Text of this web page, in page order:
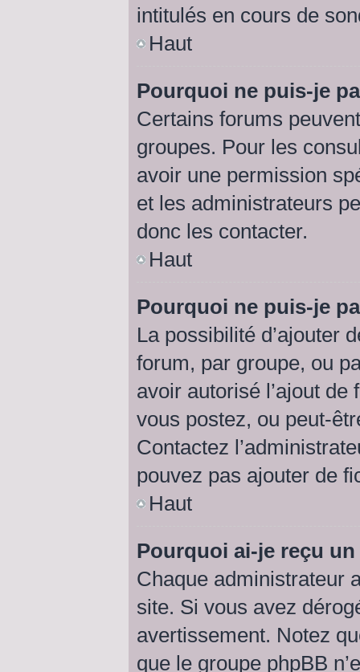
intitulés en cours de
Haut
Pourquoi ne puis-je
Certains forums
groupes. Pour les
avoir une permission
et les administrateurs
donc les contacter.
Haut
Pourquoi ne puis-je
La possibilité d’ajouter
forum, par groupe, ou
avoir autorisé l’ajout
vous postez, ou peut-
Contactez
pouvez pas ajouter de
Haut
Pourquoi ai-je reçu
Chaque administrateur
site. Si vous avez
avertissement. Notez
que le groupe phpBB